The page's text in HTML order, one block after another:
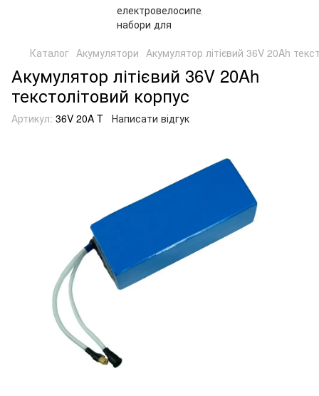
Каталог Акумулятори Акумулятор літієвий 36V 20Ah
Акумулятор літієвий 36V 20Ah
текстолітовий корпус
Артикул: 36V 20A T Написати відгук